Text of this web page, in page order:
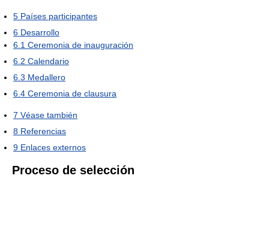
5 Países participantes
6 Desarrollo
6.1 Ceremonia de inauguración
6.2 Calendario
6.3 Medallero
6.4 Ceremonia de clausura
7 Véase también
8 Referencias
9 Enlaces externos
Proceso de selección